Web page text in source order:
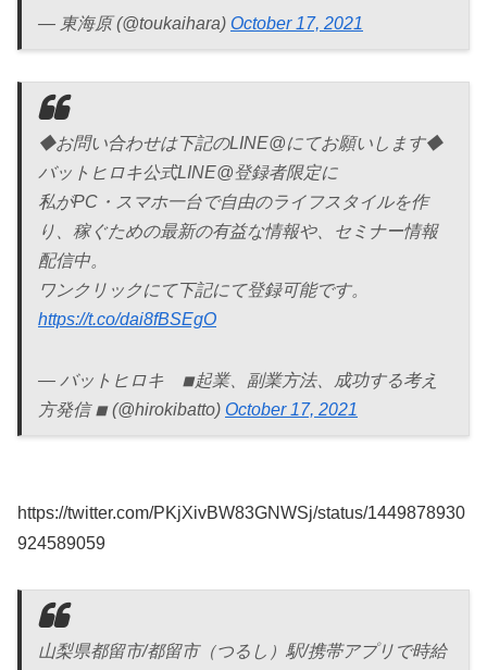
— 東海原 (@toukaihara) October 17, 2021
◆お問い合わせは下記のLINE@にてお願いします◆
バットヒロキ公式LINE@登録者限定に
私がPC・スマホ一台で自由のライフスタイルを作
り、稼ぐための最新の有益な情報や、セミナー情報
配信中。
ワンクリックにて下記にて登録可能です。
https://t.co/dai8fBSEgO
— バットヒロキ ◾︎起業、副業方法、成功する考え
方発信 ◾︎ (@hirokibatto) October 17, 2021
https://twitter.com/PKjXivBW83GNWSj/status/1449878930
924589059
山梨県都留市/都留市（つるし）駅/携帯アプリで時給